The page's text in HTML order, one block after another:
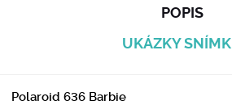
POPIS
UKÁZKY
Polaroid 636 Barbie